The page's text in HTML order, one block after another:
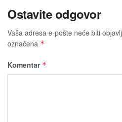
Ostavite odgovor
Vaša adresa e-pošte neće biti
označena *
Komentar *